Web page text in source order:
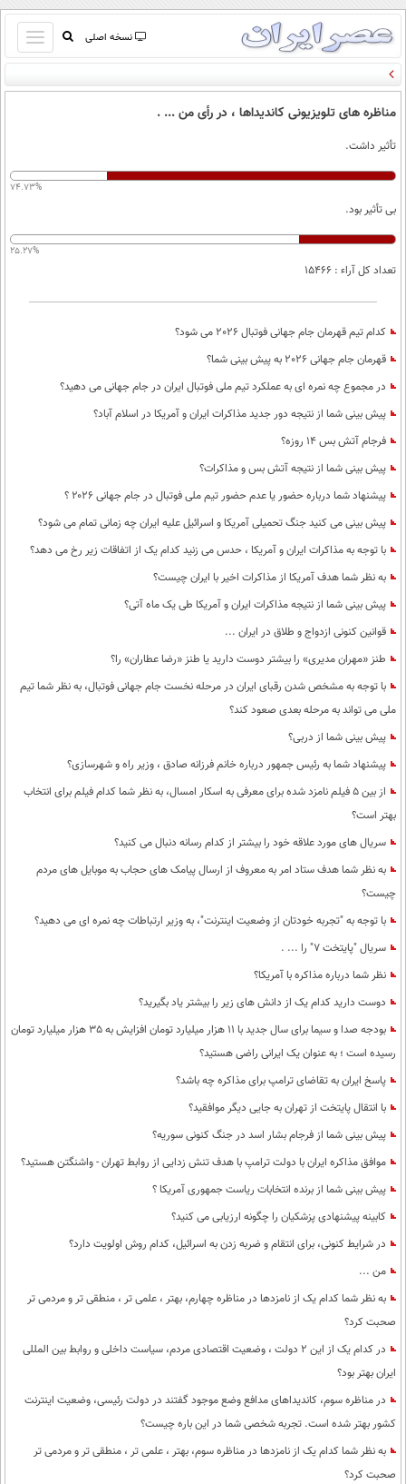
نسخه اصلی
باز
و
بسته
تماس با ما
نظرسنجی
پیوند ها
خودرو
جامعه
اجتماعی
حوادث
محیط زیست
سفر و تفریح
ورزشی
بین الملل
علم و دانش
فناوری و It
اخبار کریپتو
قرآن
باشگاه مغز
مجله تصویری سلاح
اقتصاد
سیاست
گوناگون
حوادث
سلامت
حیات وحش
سیاست خارجی
عصر ایران 2
خواندنی ها و دیدنی ها
داستان کوتاه
پیامک
آشپزی
دانلود
آموزش زبان
مناظره های تلویزیونی کاندیداها ، در رأی من ... .
تأثیر داشت.
74.73%
بی تأثیر بود.
25.27%
تعداد کل آراء : 15466
کدام تیم قهرمان جام جهانی فوتبال 2026 می شود؟
قهرمان جام جهانی 2026 به پیش بینی شما؟
در مجموع چه نمره ای به عملکرد تیم ملی فوتبال ایران در جام جهانی می دهید؟
پیش بینی شما از نتیجه دور جدید مذاکرات ایران و آمریکا در اسلام آباد؟
فرجام آتش بس 14 روزه؟
پیش بینی شما از نتیجه آتش بس و مذاکرات؟
پیشنهاد شما درباره حضور یا عدم حضور تیم ملی فوتبال در جام جهانی ۲۰۲۶ ؟
پیش بینی می کنید جنگ تحمیلی آمریکا و اسرائیل علیه ایران چه زمانی تمام می شود؟
با توجه به مذاکرات ایران و آمریکا ، حدس می زنید کدام یک از اتفاقات زیر رخ می دهد؟
به نظر شما هدف آمریکا از مذاکرات اخیر با ایران چیست؟
پیش بینی شما از نتیجه مذاکرات ایران و آمریکا طی یک ماه آتی؟
قوانین کنونی ازدواج و طلاق در ایران ...
طنز «مهران مدیری» را بیشتر دوست دارید یا طنز «رضا عطاران» را؟
با توجه به مشخص شدن رقبای ایران در مرحله نخست جام جهانی فوتبال، به نظر شما تیم
ملی می تواند به مرحله بعدی صعود کند؟
پیش بینی شما از دربی؟
پیشنهاد شما به رئیس جمهور درباره خانم فرزانه صادق ، وزیر راه و شهرسازی؟
از بین 5 فیلم نامزد شده برای معرفی به اسکار امسال، به نظر شما کدام فیلم برای انتخاب
بهتر است؟
سریال های مورد علاقه خود را بیشتر از کدام رسانه دنبال می کنید؟
به نظر شما هدف ستاد امر به معروف از ارسال پیامک های حجاب به موبایل های مردم
چیست؟
با توجه به "تجربه خودتان از وضعیت اینترنت"، به وزیر ارتباطات چه نمره ای می دهید؟
سریال "پایتخت 7" را ... .
نظر شما درباره مذاکره با آمریکا؟
دوست دارید کدام یک از دانش های زیر را بیشتر یاد بگیرید؟
بودجه صدا و سیما برای سال جدید با 11 هزار میلیارد تومان افزایش به 35 هزار میلیارد تومان
رسیده است ؛ به عنوان یک ایرانی راضی هستید؟
پاسخ ایران به تقاضای ترامپ برای مذاکره چه باشد؟
با انتقال پایتخت از تهران به جایی دیگر موافقید؟
پیش بینی شما از فرجام بشار اسد در جنگ کنونی سوریه؟
موافق مذاکره ایران با دولت ترامپ با هدف تنش زدایی از روابط تهران - واشنگتن هستید؟
پیش بینی شما از برنده انتخابات ریاست جمهوری آمریکا ؟
کابینه پیشنهادی پزشکیان را چگونه ارزیابی می کنید؟
در شرایط کنونی، برای انتقام و ضربه زدن به اسرائیل، کدام روش اولویت دارد؟
من ...
به نظر شما کدام یک از نامزدها در مناظره چهارم، بهتر ، علمی تر ، منطقی تر و مردمی تر
صحبت کرد؟
در کدام یک از این 2 دولت ، وضعیت اقتصادی مردم، سیاست داخلی و روابط بین المللی
ایران بهتر بود؟
در مناظره سوم، کاندیداهای مدافع وضع موجود گفتند در دولت رئیسی، وضعیت اینترنت
کشور بهتر شده است. تجربه شخصی شما در این باره چیست؟
به نظر شما کدام یک از نامزدها در مناظره سوم، بهتر ، علمی تر ، منطقی تر و مردمی تر
صحبت کرد؟